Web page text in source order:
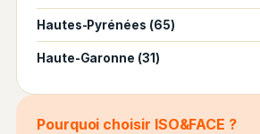
Hautes-Pyrénées (65)
Haute-Garonne (31)
Pourquoi choisir ISO&FACE ?